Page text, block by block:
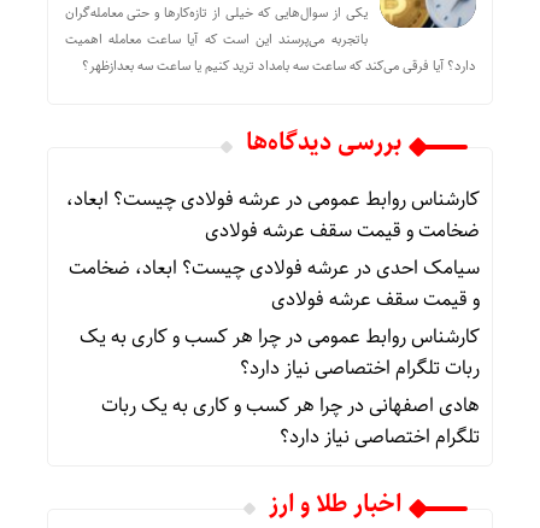
یکی از سوال‌هایی که خیلی از تازه‌کارها و حتی معامله‌گران
باتجربه می‌پرسند این است که آیا ساعت معامله اهمیت
دارد؟ آیا فرقی می‌کند که ساعت سه بامداد ترید کنیم یا ساعت سه بعدازظهر؟
بررسی دیدگاه‌ها
کارشناس روابط عمومیدر عرشه فولادی چیست؟ ابعاد،
ضخامت و قیمت سقف عرشه فولادی
سیامک احدیدر عرشه فولادی چیست؟ ابعاد، ضخامت
و قیمت سقف عرشه فولادی
کارشناس روابط عمومیدرچرا هر کسب‌ و کاری به یک
ربات تلگرام اختصاصی نیاز دارد؟
هادی اصفهانیدرچرا هر کسب‌ و کاری به یک ربات
تلگرام اختصاصی نیاز دارد؟
اخبار طلا و ارز